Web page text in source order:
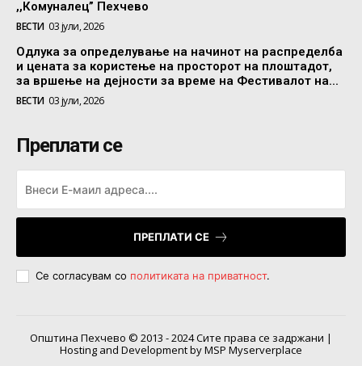
,,Комуналец” Пехчево
ВЕСТИ 03 јули, 2026
Одлука за определување на начинот на распределба
и цената за користење на просторот на плоштадот,
за вршење на дејности за време на Фестивалот на...
ВЕСТИ 03 јули, 2026
Преплати се
ПРЕПЛАТИ СЕ
Се согласувам со политиката на приватност.
Општина Пехчево © 2013 - 2024 Сите права се задржани |
Hosting and Development by MSP Myserverplace